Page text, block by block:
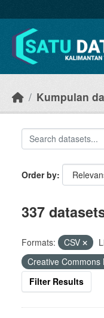
Kumpulan
Order by
337
Formats: CSV
Creative Commons
Filter Results